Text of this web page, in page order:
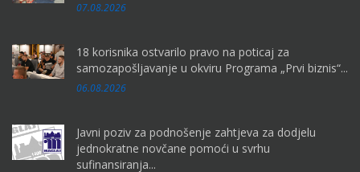
07.08.2026
18 korisnika ostvarilo pravo na poticaj za
samozapošljavanje u okviru Programa „Prvi biznis“...
06.08.2026
Javni poziv za podnošenje zahtjeva za dodjelu
jednokratne novčane pomoći u svrhu
sufinansiranja...